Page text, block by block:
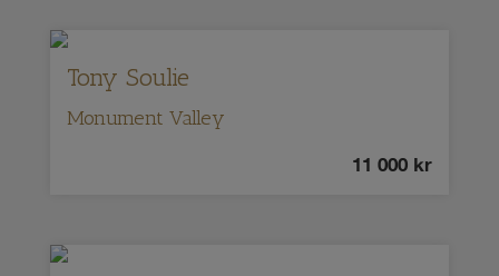
Tony Soulie
Monument Valley
11 000 kr